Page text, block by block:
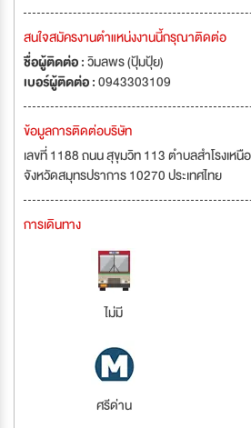
สนใจสมัครงานตำแหน่งงานนี้กรุณาติดต่อ
ชื่อผู้ติดต่อ :วิมลพร (ปุ้มปุ้ย)
เบอร์ผู้ติดต่อ :0943303109
ข้อมูลการติดต่อบริษัท
เลขที่ 1188 ถนน สุขุมวิท 113 ตำบลสำโรงเหนื
จังหวัดสมุทรปราการ 10270 ประเทศไทย
การเดินทาง
ไม่มี
ศรีด่าน